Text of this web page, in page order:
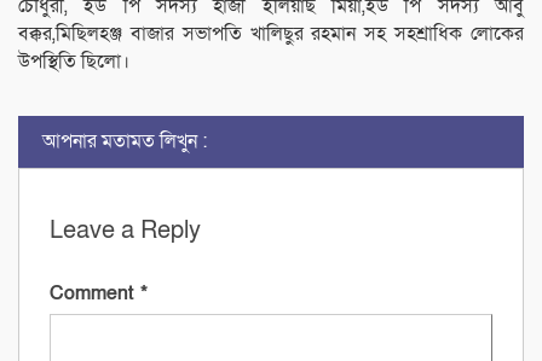
চৌধুরী, ইউ পি সদস্য হাজী ইলিয়াছ মিয়া,ইউ পি সদস্য আবু
বক্কর,মিছিলহঞ্জ বাজার সভাপতি খালিছুর রহমান সহ সহশ্রাধিক লোকের
উপস্থিতি ছিলো।
আপনার মতামত লিখুন :
Leave a Reply
Comment *